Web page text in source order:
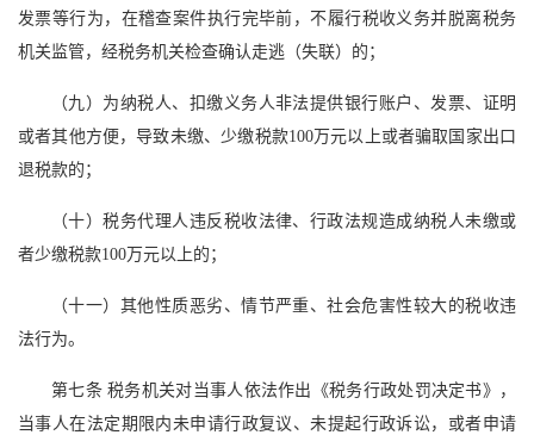
发票等行为，在稽查案件执行完毕前，不履行税收义务并脱离税务
机关监管，经税务机关检查确认走逃（失联）的；
（九）为纳税人、扣缴义务人非法提供银行账户、发票、证明
或者其他方便，导致未缴、少缴税款100万元以上或者骗取国家出口
退税款的；
（十）税务代理人违反税收法律、行政法规造成纳税人未缴或
者少缴税款100万元以上的；
（十一）其他性质恶劣、情节严重、社会危害性较大的税收违
法行为。
第七条 税务机关对当事人依法作出《税务行政处罚决定书》，
当事人在法定期限内未申请行政复议、未提起行政诉讼，或者申请